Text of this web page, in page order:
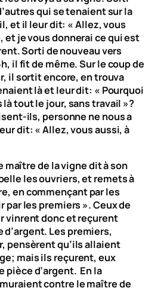
qui se tenaient sur la
et il leur dit: « Allez, vous
et je vous donnerai ce qui est
Sorti de nouveau vers
il fit de même. Sur le coup de
il sortit encore, en trouva
là et leur dit: « Pourquoi
tout le jour, sans travail »?
ils, personne ne nous a
dit: « Allez, vous aussi, à
maître de la vigne dit à son
les ouvriers, et remets à
en commençant par les
par les premiers ». Ceux de
vinrent donc et reçurent
d’argent. Les premiers,
pensèrent qu’ils allaient
mais ils reçurent, eux
pièce d’argent. En la
contre le maître de